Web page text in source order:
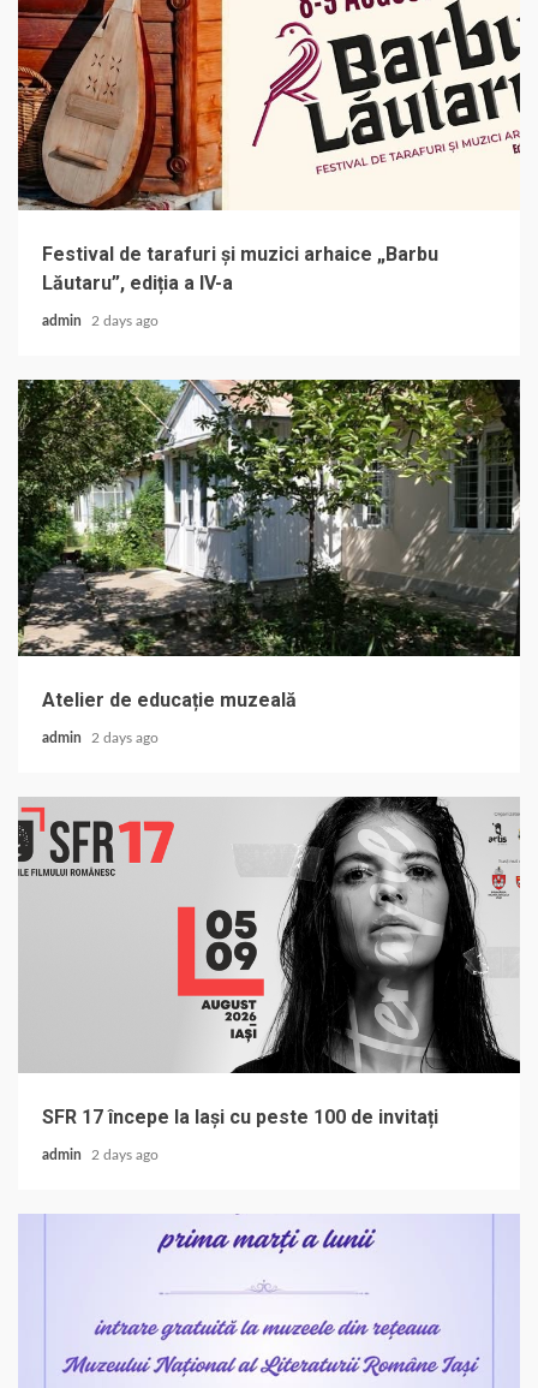
Festival de tarafuri și muzici arhaice „Barbu
Lăutaru”, ediția a IV-a
admin 2 days ago
Atelier de educație muzeală
admin 2 days ago
SFR 17 începe la Iași cu peste 100 de invitați
admin 2 days ago